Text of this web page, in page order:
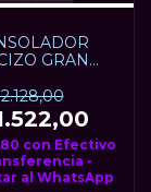
GRAN
con Efectivo
-
al WhatsApp